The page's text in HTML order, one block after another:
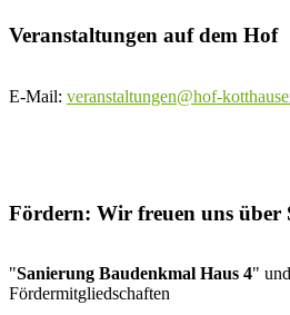
Veranstaltungen auf dem Hof
E-Mail: veranstaltungen@hof-
Fördern: Wir freuen uns über
"Sanierung Baudenkmal Haus 4"
Fördermitgliedschaften